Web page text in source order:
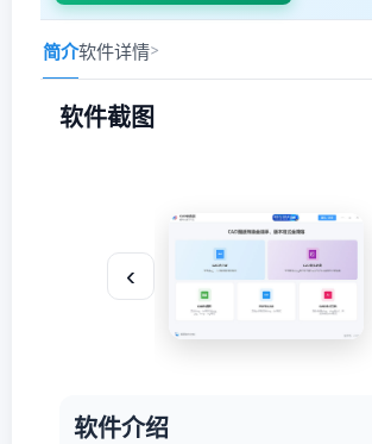
简介软件详情>
软件截图
‹
软件介绍